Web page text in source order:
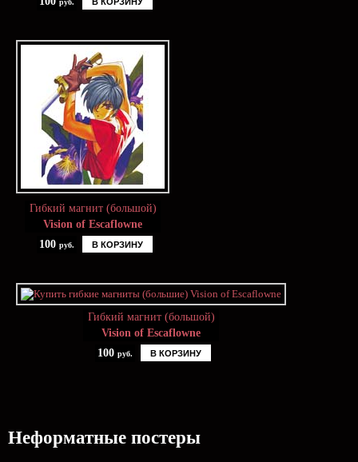
руб.
Гибкий магнит (большой)
Vision of Escaflowne
100 руб. В КОРЗИНУ
Гибкий магнит (большой)
Vision of Escaflowne
100 руб. В КОРЗИНУ
Неформатные постеры